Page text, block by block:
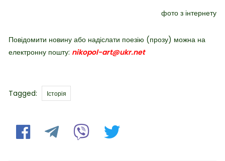
фото з інтернету
Повідомити новину або надіслати поезію (прозу) можна на
електронну пошту: nikopol-art@ukr.net
Tagged: Tags
Історія